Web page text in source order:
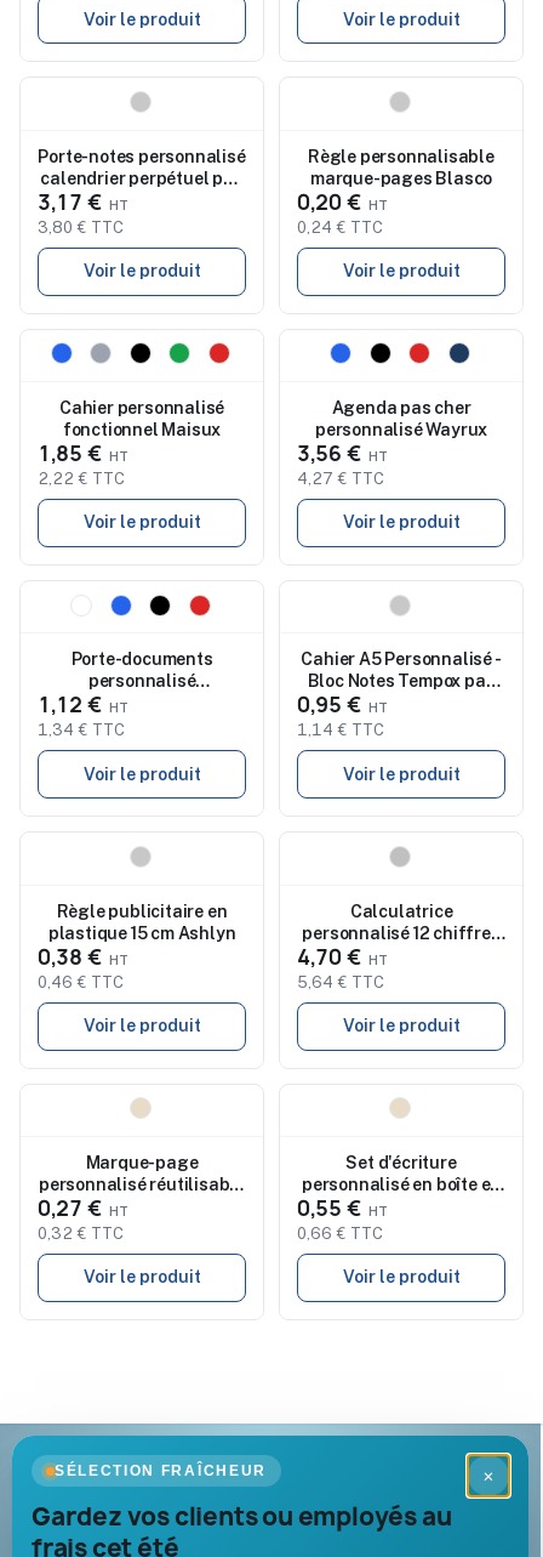
Voir le produit Voir le produit
Porte-notes personnalisé
calendrier perpétuel pas
cher Dex
3,17 €
3,80 € TTC
Voir le produit
Règle personnalisable
marque-pages Blasco
0,20 €
0,24 € TTC
Voir le produit
Nouveau
Cahier personnalisé
fonctionnel Maisux
1,85 €
2,22 € TTC
Voir le produit
Nouveau
Agenda pas cher
personnalisé Wayrux
3,56 €
4,27 € TTC
Voir le produit
Nouveau
Porte-documents
personnalisé
d'organisation de bureau
Alpin
1,12 €
1,34 € TTC
Voir le produit
Cahier A5 Personnalisé -
Bloc Notes Tempox pas
cher
0,95 €
1,14 € TTC
Voir le produit
Règle publicitaire en
plastique 15 cm Ashlyn
0,38 €
0,46 € TTC
Voir le produit
Calculatrice
personnalisé 12 chiffres
BASICS
4,70 €
5,64 € TTC
Voir le produit
Marque-page
personnalisé réutilisable
avec stickers IDEA
0,27 €
0,32 € TTC
Voir le produit
Set d'écriture
personnalisé en boîte en
papier STOX
0,55 €
0,66 € TTC
Voir le produit
×
SÉLECTION FRAÎCHEUR
Gardez vos clients ou employés au
frais cet été
Goodies Pub France
Objets publicitaires · par Promenoch
Votre partenaire B2B pour les goodies et cadeaux d’affaires